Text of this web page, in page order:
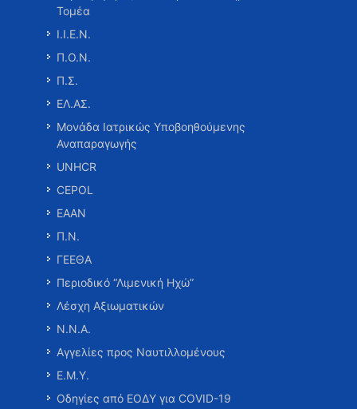
Τομέα
Ι.Ι.Ε.Ν.
Π.Ο.Ν.
Π.Σ.
ΕΛ.ΑΣ.
Μονάδα Ιατρικώς Υποβοηθούμενης
Αναπαραγωγής
UNHCR
CEPOL
ΕΑΑΝ
Π.Ν.
ΓΕΕΘΑ
Περιοδικό “Λιμενική Ηχώ”
Λέσχη Αξιωματικών
Ν.Ν.Α.
Αγγελίες προς Ναυτιλλομένους
Ε.Μ.Υ.
Οδηγίες από ΕΟΔΥ για COVID-19